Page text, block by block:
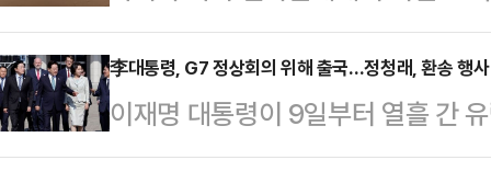
7200m에 위치한…
'이기고도 빛이 바랜 승리'라는 평
공소 취소 권한을 특검에게 부여하
과 상식대로 하면 된다"며 사실상
령은…
간) BBC에 따르면 말리에서 니제
장 나면서 탑승객들이 극심한 폭염
람 최대 명절인 '이드 알아드하' 행
면서 사막에 고립된 것으로 전해졌
李대통령, G7 정상회의 위해 출국…정청래, 환송 행
이재명 대통령이 9일부터 열흘 간
석에 나선다.이 대통령과 김혜경 여